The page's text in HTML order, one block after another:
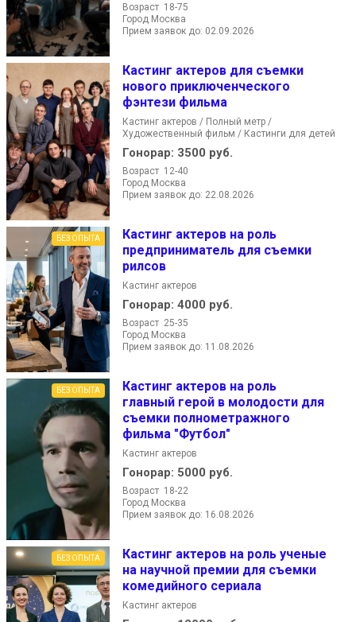
Возраст 18-75
Город Москва
Прием заявок до: 02.09.2026
Кастинг актеров для съемки
нового приключенческого
фэнтези фильма
Кастинг актеров / Полный метр /
Художественный фильм / Кастинги для детей
Гонорар: 3500 руб.
Возраст 12-40
Город Москва
Прием заявок до: 22.08.2026
БЕЗ ОПЫТА
Кастинг актеров на роль
предприниматель для съемки
рилсов
Кастинг актеров
Гонорар: 4000 руб.
Возраст 25-35
Город Москва
Прием заявок до: 11.08.2026
БЕЗ ОПЫТА
Кастинг актеров на роль
главный герой в молодости для
съемки полнометражного
фильма "Футбол"
Кастинг актеров
Гонорар: 5000 руб.
Возраст 18-22
Город Москва
Прием заявок до: 16.08.2026
БЕЗ ОПЫТА
Кастинг актеров на роль ученые
на научной премии для съемки
комедийного сериала
Кастинг актеров